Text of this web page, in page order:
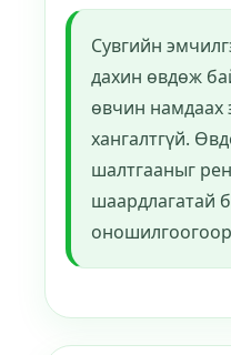
Сувгийн
дахин өвдөж
өвчин намдаах
хангалтгүй.
шалтгааныг
шаардлагатай
оношилгоогоор